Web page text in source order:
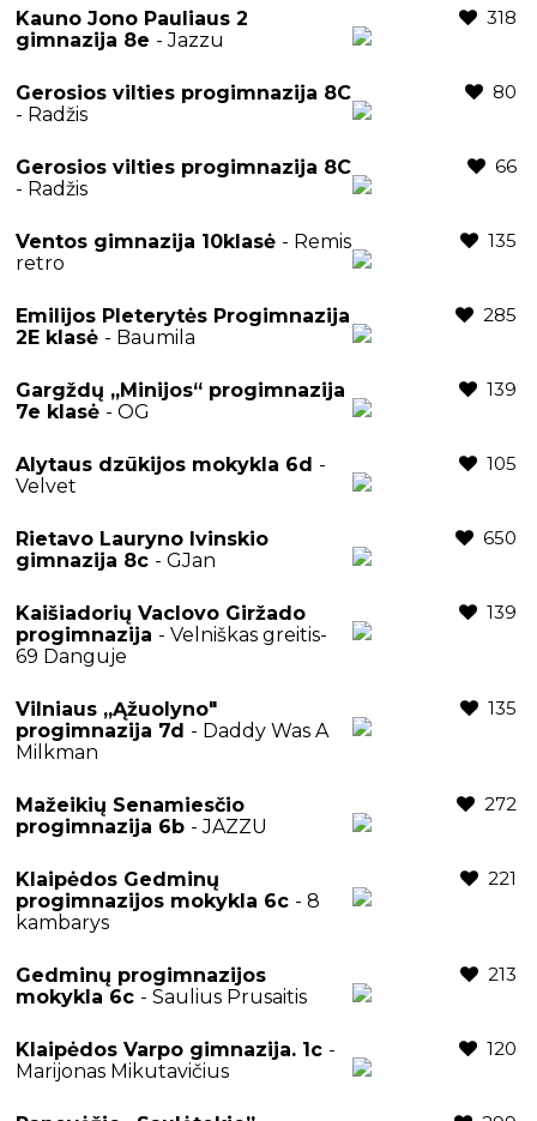
Kauno Jono Pauliaus 2
gimnazija 8e - Jazzu
318
Gerosios vilties progimnazija 8C
- Radžis
80
Gerosios vilties progimnazija 8C
- Radžis
66
Ventos gimnazija 10klasė - Remis
retro
135
Emilijos Pleterytės Progimnazija
2E klasė - Baumila
285
Gargždų „Minijos“ progimnazija
7e klasė - OG
139
Alytaus dzūkijos mokykla 6d -
Velvet
105
Rietavo Lauryno Ivinskio
gimnazija 8c - GJan
650
Kaišiadorių Vaclovo Giržado
progimnazija - Velniškas greitis-
69 Danguje
139
Vilniaus „Ąžuolyno"
progimnazija 7d - Daddy Was A
Milkman
135
Mažeikių Senamiesčio
progimnazija 6b - JAZZU
272
Klaipėdos Gedminų
progimnazijos mokykla 6c - 8
kambarys
221
Gedminų progimnazijos
mokykla 6c - Saulius Prusaitis
213
Klaipėdos Varpo gimnazija. 1c -
Marijonas Mikutavičius
120